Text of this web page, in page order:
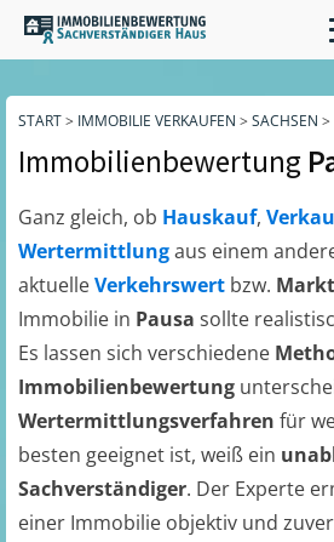
START> IMMOBILIE VERKAUFEN > SACHSEN >
Immobilienbewertung
Ganz gleich, ob Hauskauf,
Wertermittlungaus einem
aktuelleVerkehrswert bzw.
Immobilie in Pausa sollte
Es lassen sich verschiedene
Immobilienbewertung
Wertermittlungsverfahren für
besten geeignet ist, weiß ein
Sachverständiger. Der Experte
einer Immobilie objektiv und